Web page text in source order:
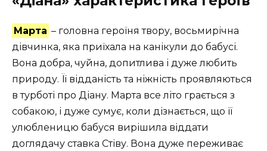
Марта – головна героїня твору, восьмирічна
дівчинка, яка приїхала на канікули до бабусі.
Вона добра, чуйна, допитлива і дуже любить
природу. Її відданість та ніжність проявляються
в турботі про Діану. Марта все літо грається з
собакою, і дуже сумує, коли дізнається, що її
улюбленицю бабуся вирішила віддати
доглядачу ставка Стіву. Вона дуже переживає